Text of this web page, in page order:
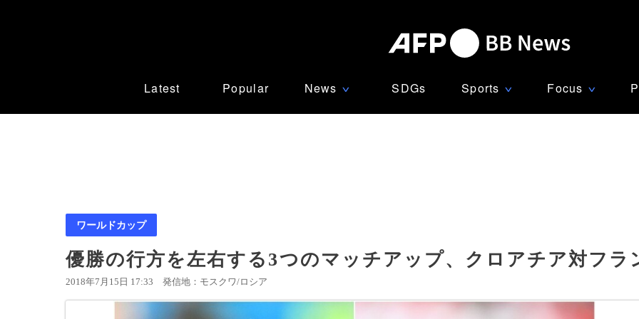
Latest Popular News ∨ SDGs Sports ∨ Focus ∨
ワールドカップ
優勝の行方を左右する3つのマッチアップ、クロアチア対フラ
2018年7月15日 17:33 発信地：モスクワ/ロシア